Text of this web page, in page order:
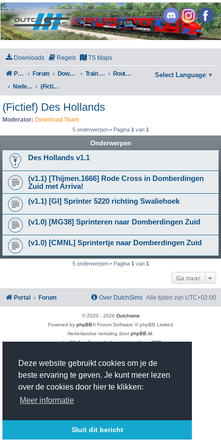
Deze website gebruikt cookies om je de
beste ervaring te geven. Je kunt meer lezen
over de cookies door hier te klikken:
Meer informatie
Sluit dit bericht
DutchSims
Downloads Regels TS Maps
Portal Forum Downloads Train Simulator Classic
Routes en Scenarios
Nederland
(Fictief) Des Hollands
Select Language ▼
(Fictief) Des Hollands
Moderator: Download Team
5 onderwerpen • Pagina 1 van 1
Onderwerpen
Des Hollands v1.1
(v1.1) [Thijmen.1666] Rode Cross in Domberdingen
Zuid met Arriva!
(v1.1) [GI] Sprinter 5220 richting Swaliehoek
(v1.0) [MG38] Sprinteren naar Domberdingen Zuid
(v1.0) [CMNL] Sprintertje naar Domberdingen Zuid
5 onderwerpen • Pagina 1 van 1
Ga naar
Portal Forum Alle tijden zijn UTC+02:00
Over DutchSims
© 2020 - 2026 Dutchsims
Powered by phpBB® Forum Software © phpBB Limited
Nederlandse vertaling doorphpBB.nl
phpBB Two Factor Authentication ©paul999
Time: 0.417s| Peak Memory Usage: 2.93 MiB | GZIP: On |